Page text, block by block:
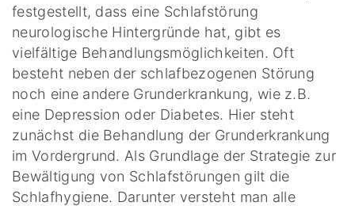
festgestellt, dass eine Schlafstörung
neurologische Hintergründe hat, gibt es
vielfältige Behandlungsmöglichkeiten. Oft
besteht neben der schlafbezogenen Störung
noch eine andere Grunderkrankung, wie z.B.
eine Depression oder Diabetes. Hier steht
zunächst die Behandlung der Grunderkrankung
im Vordergrund. Als Grundlage der Strategie zur
Bewältigung von Schlafstörungen gilt die
Schlafhygiene. Darunter versteht man alle